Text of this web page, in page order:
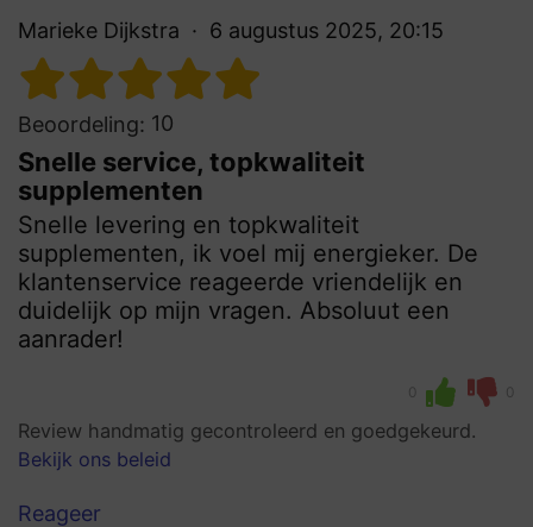
Marieke Dijkstra 6 augustus 2025, 20:15
Beoordeling: 10
Snelle service, topkwaliteit
supplementen
Snelle levering en topkwaliteit
supplementen, ik voel mij energieker. De
klantenservice reageerde vriendelijk en
duidelijk op mijn vragen. Absoluut een
aanrader!
0 0
Review handmatig gecontroleerd en goedgekeurd.
Bekijk ons beleid
Reageer